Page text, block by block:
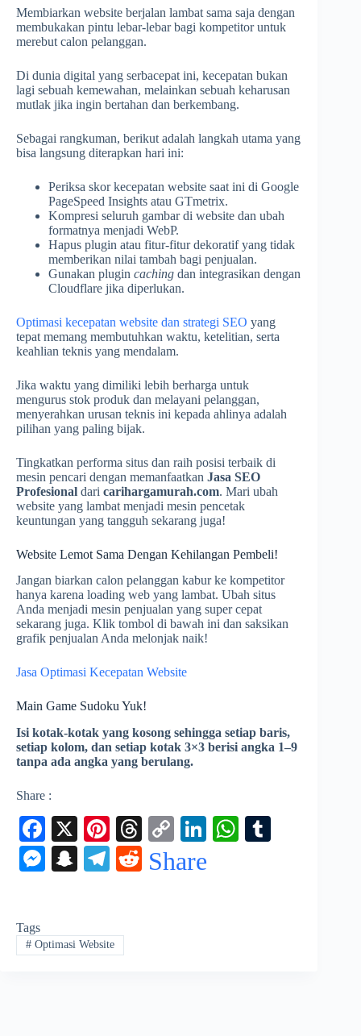
Membiarkan website berjalan lambat sama saja dengan
membukakan pintu lebar-lebar bagi kompetitor untuk
merebut calon pelanggan.
Di dunia digital yang serbacepat ini, kecepatan bukan
lagi sebuah kemewahan, melainkan sebuah keharusan
mutlak jika ingin bertahan dan berkembang.
Sebagai rangkuman, berikut adalah langkah utama yang
bisa langsung diterapkan hari ini:
Periksa skor kecepatan website saat ini di Google
PageSpeed Insights atau GTmetrix.
Kompresi seluruh gambar di website dan ubah
formatnya menjadi WebP.
Hapus plugin atau fitur-fitur dekoratif yang tidak
memberikan nilai tambah bagi penjualan.
Gunakan plugin caching dan integrasikan dengan
Cloudflare jika diperlukan.
Optimasi kecepatan website dan strategi SEO yang
tepat memang membutuhkan waktu, ketelitian, serta
keahlian teknis yang mendalam.
Jika waktu yang dimiliki lebih berharga untuk
mengurus stok produk dan melayani pelanggan,
menyerahkan urusan teknis ini kepada ahlinya adalah
pilihan yang paling bijak.
Tingkatkan performa situs dan raih posisi terbaik di
mesin pencari dengan memanfaatkan Jasa SEO
Profesional dari carihargamurah.com. Mari ubah
website yang lambat menjadi mesin pencetak
keuntungan yang tangguh sekarang juga!
Website Lemot Sama Dengan Kehilangan Pembeli!
Jangan biarkan calon pelanggan kabur ke kompetitor
hanya karena loading web yang lambat. Ubah situs
Anda menjadi mesin penjualan yang super cepat
sekarang juga. Klik tombol di bawah ini dan saksikan
grafik penjualan Anda melonjak naik!
Jasa Optimasi Kecepatan Website
Main Game Sudoku Yuk!
Isi kotak-kotak yang kosong sehingga setiap baris,
setiap kolom, dan setiap kotak 3×3 berisi angka 1–9
tanpa ada angka yang berulang.
Share :
Fa
ce
bo
X
Pi
nt
er
t
T
hr
C
op
Li
W
M
ng
er
S
ha
t
Te
a
m
R
Share
Tags
#Optimasi Website